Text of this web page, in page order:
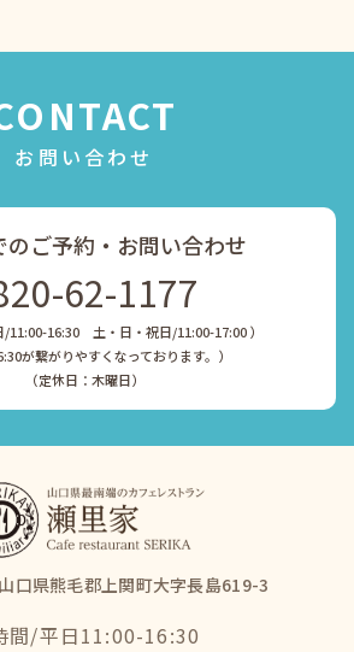
お問い合わせ
のご予約・お問い合わせ
62-1177
/11:00-16:30 土・日・祝日/11:00-17:00 ）
が繋がりやすくなっております。）
​​​​​​​（定休日：木曜日）
口県熊毛郡上関町大字長島619-3
間/平日11:00-16:30